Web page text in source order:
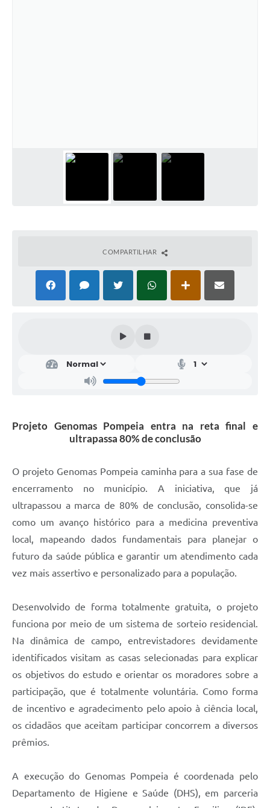
COMPARTILHAR
Projeto Genomas Pompeia entra na reta final e
ultrapassa 80% de conclusão
O projeto Genomas Pompeia caminha para a sua fase de
encerramento no município. A iniciativa, que já
ultrapassou a marca de 80% de conclusão, consolida-se
como um avanço histórico para a medicina preventiva
local, mapeando dados fundamentais para planejar o
futuro da saúde pública e garantir um atendimento cada
vez mais assertivo e personalizado para a população.
Desenvolvido de forma totalmente gratuita, o projeto
funciona por meio de um sistema de sorteio residencial.
Na dinâmica de campo, entrevistadores devidamente
identificados visitam as casas selecionadas para explicar
os objetivos do estudo e orientar os moradores sobre a
participação, que é totalmente voluntária. Como forma
de incentivo e agradecimento pelo apoio à ciência local,
os cidadãos que aceitam participar concorrem a diversos
prêmios.
A execução do Genomas Pompeia é coordenada pelo
Departamento de Higiene e Saúde (DHS), em parceria